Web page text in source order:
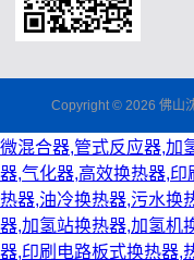
Copyright © 2026 佛山
微混合器,管式反应器,加
器,气化器,高效换热器,
热器,油冷换热器,污水换
器,加氢站换热器,加氢机
器,印刷电路板式换热器,